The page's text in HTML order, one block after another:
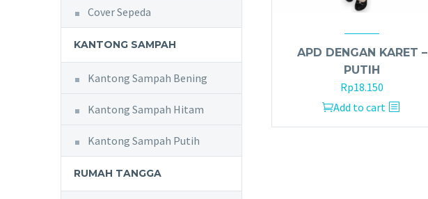
APD DENGAN KARET –
PUTIH
Rp18.150
Add to cart
Cover Sepeda
KANTONG SAMPAH
Kantong Sampah Bening
Kantong Sampah Hitam
Kantong Sampah Putih
RUMAH TANGGA